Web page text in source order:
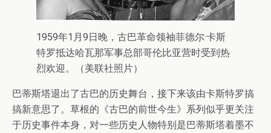
1959年1月9日晚，古巴革命领袖菲德尔·卡斯
特罗抵达哈瓦那军事总部哥伦比亚营时受到热
烈欢迎。（美联社照片）
巴蒂斯塔退出了古巴的历史舞台，接下来该由卡斯特罗搞
搞新意思了。草根的《古巴的前世今生》系列似乎更关注
于历史事件本身，对一些历史人物特别是巴蒂斯塔着墨不